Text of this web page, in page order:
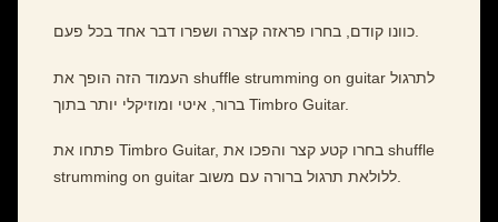
העמוד הזה הופך את shuffle strumming on guitar לתרגול
ברור, איטי ומוזיקלי יותר בתוך Timbro Guitar.
פתחו את Timbro Guitar, בחרו קטע קצר והפכו את shuffle
strumming on guitar ללולאת תרגול ברורה עם משוב.